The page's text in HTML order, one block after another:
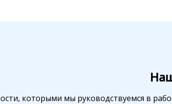
которыми мы руководствуемся в